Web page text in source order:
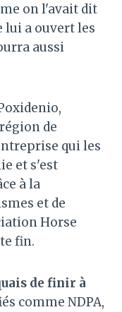
on l'avait dit
lui a ouvert les
aussi
de
qui les
et s'est
à la
et de
Horse
fin.
de finir à
comme NDPA,